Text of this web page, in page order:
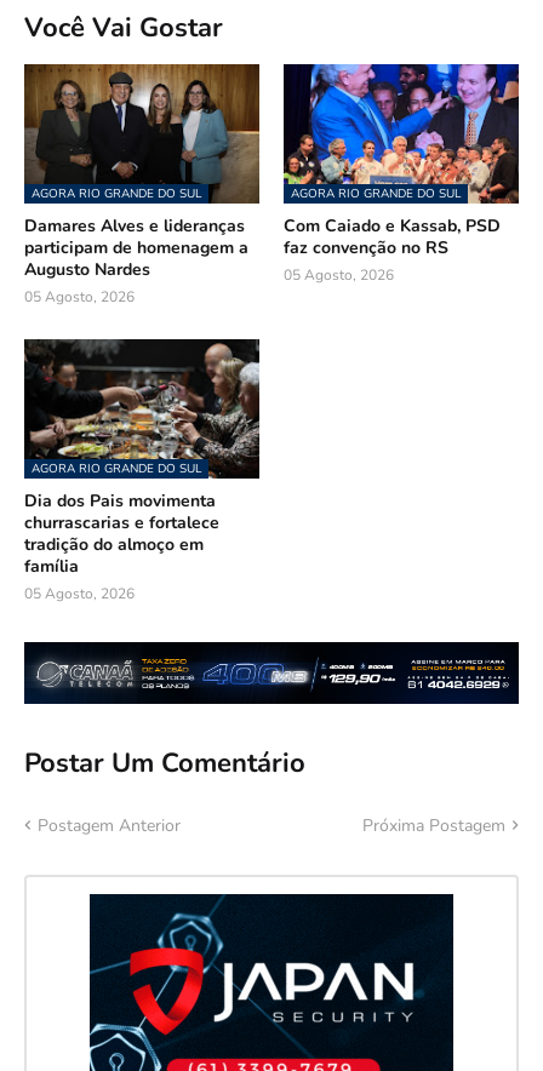
Você Vai Gostar
AGORA RIO GRANDE DO SUL
Damares Alves e lideranças
participam de homenagem a
Augusto Nardes
05 Agosto, 2026
AGORA RIO GRANDE DO SUL
Com Caiado e Kassab, PSD
faz convenção no RS
05 Agosto, 2026
AGORA RIO GRANDE DO SUL
Dia dos Pais movimenta
churrascarias e fortalece
tradição do almoço em
família
05 Agosto, 2026
Postar Um Comentário
Postagem Anterior Próxima Postagem